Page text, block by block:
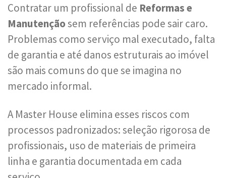
Contratar um profissional de Reformas e
Manutençãosem referências pode sair caro.
Problemas como serviço mal executado, falta
de garantia e até danos estruturais ao imóvel
são mais comuns do que se imagina no
mercado informal.
A Master House elimina esses riscos com
processos padronizados: seleção rigorosa de
profissionais, uso de materiais de primeira
linha e garantia documentada em cada